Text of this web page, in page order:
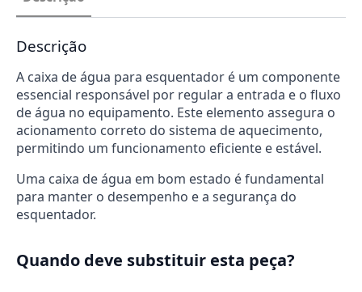
Descrição
A caixa de água para esquentador é um componente
essencial responsável por regular a entrada e o fluxo
de água no equipamento. Este elemento assegura o
acionamento correto do sistema de aquecimento,
permitindo um funcionamento eficiente e estável.
Uma caixa de água em bom estado é fundamental
para manter o desempenho e a segurança do
esquentador.
Quando deve substituir esta peça?